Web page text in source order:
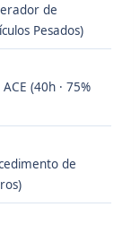
de
Pesados)
(40h · 75%
de